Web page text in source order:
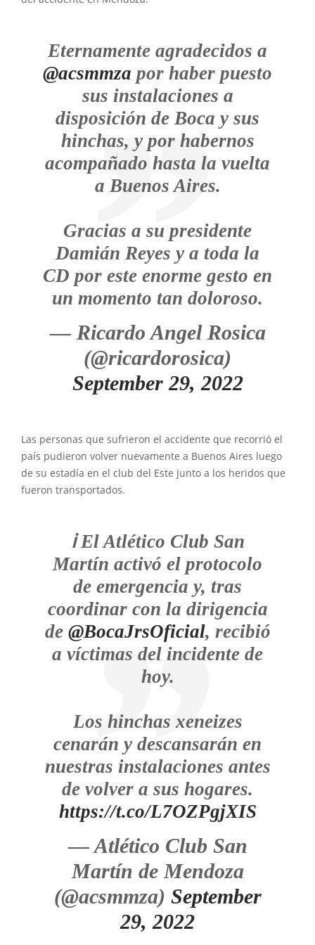
Eternamente agradecidos a
@acsmmza por haber puesto
sus instalaciones a
disposición de Boca y sus
hinchas, y por habernos
acompañado hasta la vuelta
a Buenos Aires.
Gracias a su presidente
Damián Reyes y a toda la
CD por este enorme gesto en
un momento tan doloroso.
— Ricardo Angel Rosica
(@ricardorosica)
September 29, 2022
Las personas que sufrieron el accidente que recorrió el
país pudieron volver nuevamente a Buenos Aires luego
de su estadía en el club del Este junto a los heridos que
fueron transportados.
ℹ️ El Atlético Club San
Martín activó el protocolo
de emergencia y, tras
coordinar con la dirigencia
de @BocaJrsOficial, recibió
a víctimas del incidente de
hoy.
Los hinchas xeneizes
cenarán y descansarán en
nuestras instalaciones antes
de volver a sus hogares.
https://t.co/L7OZPgjXIS
— Atlético Club San
Martín de Mendoza
(@acsmmza) September
29, 2022